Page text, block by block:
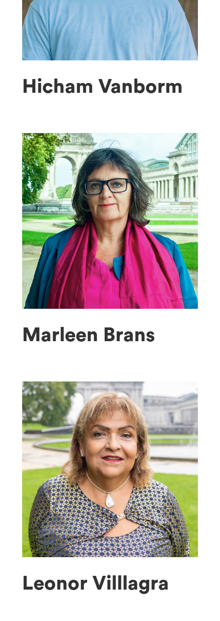
Hicham Vanborm
Marleen Brans
Leonor Villlagra